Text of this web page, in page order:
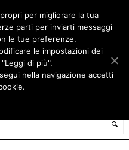
per migliorare la tua
parti per inviarti messaggi
le tue preferenze.
le impostazioni dei
di più".
nella navigazione accetti